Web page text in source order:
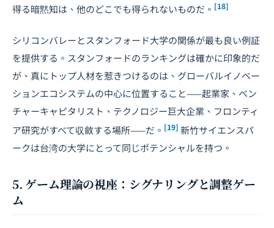
得る暗黙知は、他のどこでも得られないものだ。 [18]
シリコンバレーとスタンフォード大学の関係が最も良い例証
を提供する。スタンフォードのランキングは確かに印象的だ
が、真にトップ人材を惹きつけるのは、グローバルイノベー
ションエコシステムの中心に位置すること——起業家、ベン
チャーキャピタリスト、テクノロジー巨大企業、フロンティ
ア研究がすべて収斂する場所——だ。 [19] 新竹サイエンスパ
ークは台湾の大学にとって同じポテンシャルを持つ。
5. ゲーム理論の視座：シグナリングと調整ゲー
ム